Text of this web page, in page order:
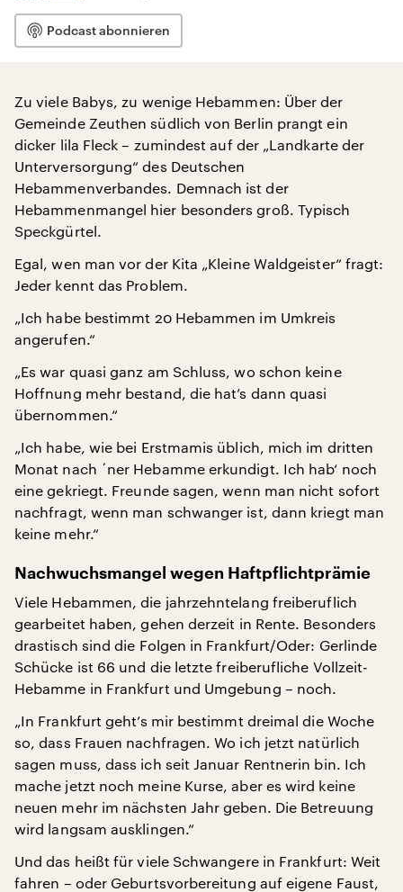
Podcast abonnieren
Zu viele Babys, zu wenige Hebammen: Über der
Gemeinde Zeuthen südlich von Berlin prangt ein
dicker lila Fleck – zumindest auf der „Landkarte der
Unterversorgung“ des Deutschen
Hebammenverbandes. Demnach ist der
Hebammenmangel hier besonders groß. Typisch
Speckgürtel.
Egal, wen man vor der Kita „Kleine Waldgeister“ fragt:
Jeder kennt das Problem.
„Ich habe bestimmt 20 Hebammen im Umkreis
angerufen.“
„Es war quasi ganz am Schluss, wo schon keine
Hoffnung mehr bestand, die hat’s dann quasi
übernommen.“
„Ich habe, wie bei Erstmamis üblich, mich im dritten
Monat nach ´ner Hebamme erkundigt. Ich hab‘ noch
eine gekriegt. Freunde sagen, wenn man nicht sofort
nachfragt, wenn man schwanger ist, dann kriegt man
keine mehr.“
Nachwuchsmangel wegen Haftpflichtprämie
Viele Hebammen, die jahrzehntelang freiberuflich
gearbeitet haben, gehen derzeit in Rente. Besonders
drastisch sind die Folgen in Frankfurt/Oder: Gerlinde
Schücke ist 66 und die letzte freiberufliche Vollzeit-
Hebamme in Frankfurt und Umgebung – noch.
„In Frankfurt geht’s mir bestimmt dreimal die Woche
so, dass Frauen nachfragen. Wo ich jetzt natürlich
sagen muss, dass ich seit Januar Rentnerin bin. Ich
mache jetzt noch meine Kurse, aber es wird keine
neuen mehr im nächsten Jahr geben. Die Betreuung
wird langsam ausklingen.“
Und das heißt für viele Schwangere in Frankfurt: Weit
fahren – oder Geburtsvorbereitung auf eigene Faust,